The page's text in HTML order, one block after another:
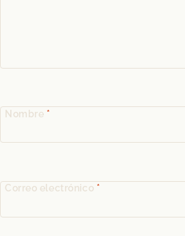
Nombre *
Correo electrónico *